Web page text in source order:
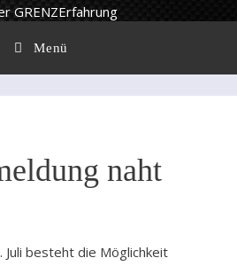
Menü
naht
Juli besteht die Möglichkeit